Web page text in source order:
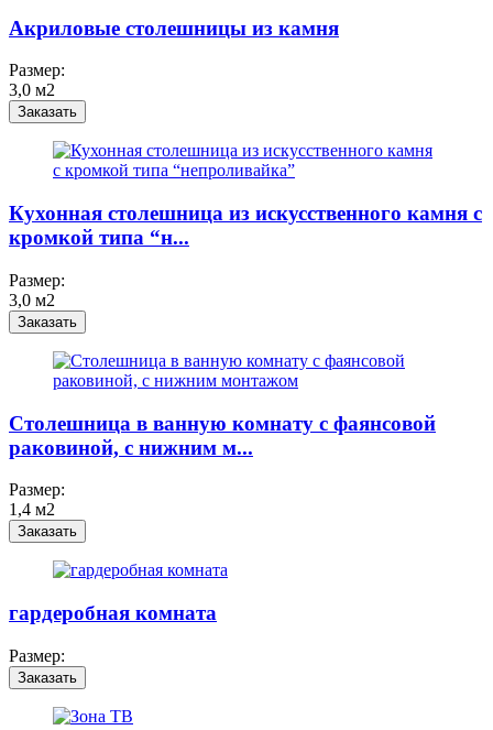
Акриловые столешницы из камня
Размер:
3,0 м2
Заказать
Кухонная столешница из искусственного камня с
кромкой типа “н...
Размер:
3,0 м2
Заказать
Столешница в ванную комнату с фаянсовой
раковиной, с нижним м...
Размер:
1,4 м2
Заказать
гардеробная комната
Размер:
Заказать